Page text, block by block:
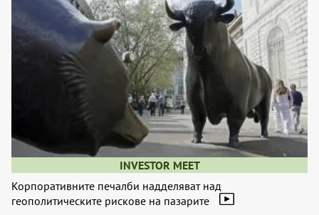
INVESTOR MEET
Корпоративните печалби надделяват над
геополитическите рискове на пазарите